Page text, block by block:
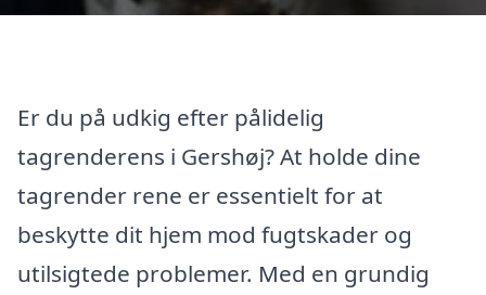
Er du på udkig efter pålidelig
tagrenderens i Gershøj? At holde dine
tagrender rene er essentielt for at
beskytte dit hjem mod fugtskader og
utilsigtede problemer. Med en grundig